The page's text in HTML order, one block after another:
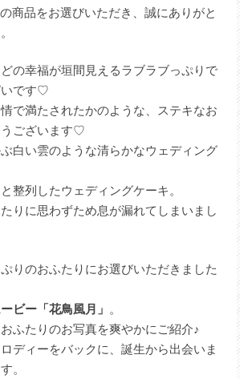
商品をお選びいただき、誠にありがと
の幸福が垣間見えるラブラブっぷりで
いです♡
で満たされたかのような、ステキなお
ございます♡
白い雲のような清らかなウェディング
整列したウェディングケーキ。
りに思わずため息が漏れてしまいまし
りのおふたりにお選びいただきました
ビー「花鳥風月」 。
ふたりのお写真を爽やかにご紹介♪
ディーをバックに、誕生から出会いま
。